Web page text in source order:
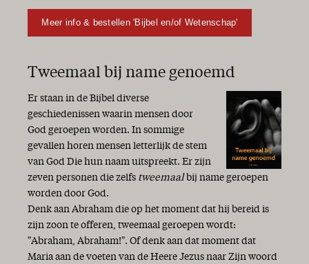
Meer info & bestellen 'Bijbel en/of Wetenschap'
Tweemaal bij name genoemd
Er staan in de Bijbel diverse
geschiedenissen waarin mensen door
God geroepen worden. In sommige
gevallen horen mensen letterlijk de stem
van God Die hun naam uitspreekt. Er zijn
zeven personen die zelfs tweemaal bij name geroepen
worden door God.
Denk aan Abraham die op het moment dat hij bereid is
zijn zoon te offeren, tweemaal geroepen wordt:
"Abraham, Abraham!". Of denk aan dat moment dat
Maria aan de voeten van de Heere Jezus naar Zijn woord